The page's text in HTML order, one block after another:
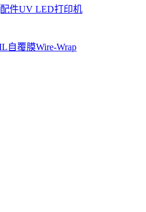
件UV LED打印机
自覆膜Wire-Wrap